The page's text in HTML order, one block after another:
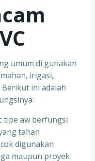
umum di gunakan
irigasi,
ini adalah
tipe aw berfungsi
tahan
digunakan
maupun proyek